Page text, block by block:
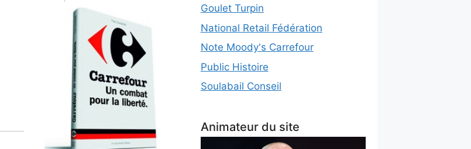
Goulet Turpin
National Retail Fédération
Note Moody's Carrefour
Public Histoire
Soulabail Conseil
Animateur du site